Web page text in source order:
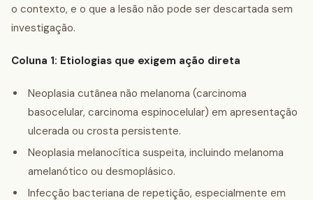
o contexto, e o que a lesão não pode ser descartada sem
investigação.
Coluna 1: Etiologias que exigem ação direta
Neoplasia cutânea não melanoma (carcinoma
basocelular, carcinoma espinocelular) em apresentação
ulcerada ou crosta persistente.
Neoplasia melanocítica suspeita, incluindo melanoma
amelanótico ou desmoplásico.
Infecção bacteriana de repetição, especialmente em